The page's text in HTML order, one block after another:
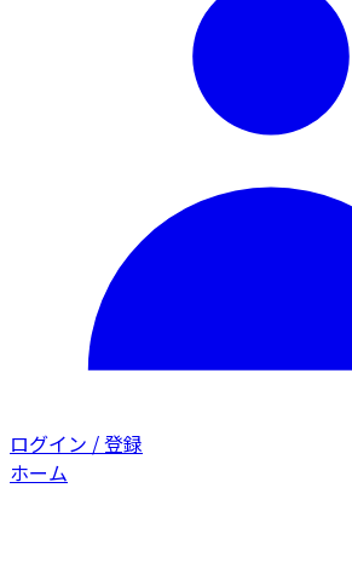
ログイン / 登録
ホーム